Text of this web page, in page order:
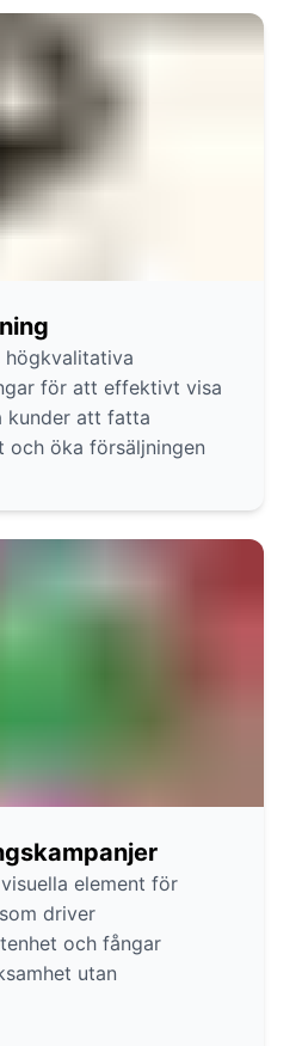
högkvalitativa
för att effektivt visa
kunder att fatta
och öka försäljningen
element för
driver
och fångar
utan